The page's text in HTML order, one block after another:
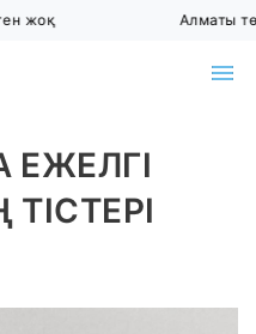
жоқ Алматы